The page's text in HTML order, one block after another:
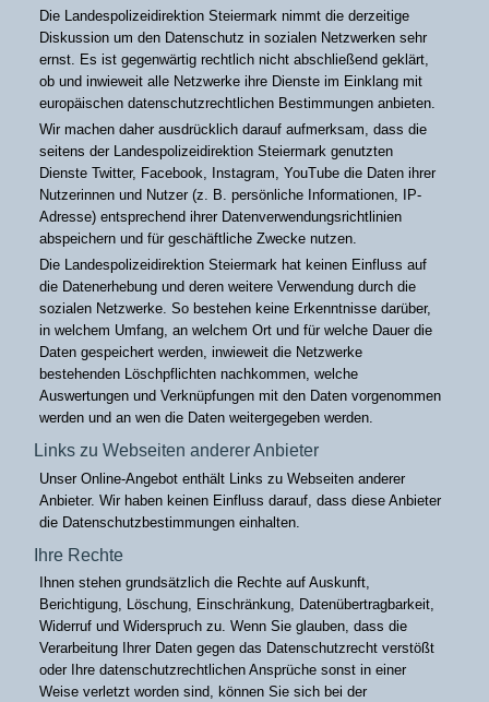
Die Landespolizeidirektion Steiermark nimmt die derzeitige
Diskussion um den Datenschutz in sozialen Netzwerken sehr
ernst. Es ist gegenwärtig rechtlich nicht abschließend geklärt,
ob und inwieweit alle Netzwerke ihre Dienste im Einklang mit
europäischen datenschutzrechtlichen Bestimmungen anbieten.
Wir machen daher ausdrücklich darauf aufmerksam, dass die
seitens der Landespolizeidirektion Steiermark genutzten
Dienste Twitter, Facebook, Instagram, YouTube die Daten ihrer
Nutzerinnen und Nutzer (z. B. persönliche Informationen, IP-
Adresse) entsprechend ihrer Datenverwendungsrichtlinien
abspeichern und für geschäftliche Zwecke nutzen.
Die Landespolizeidirektion Steiermark hat keinen Einfluss auf
die Datenerhebung und deren weitere Verwendung durch die
sozialen Netzwerke. So bestehen keine Erkenntnisse darüber,
in welchem Umfang, an welchem Ort und für welche Dauer die
Daten gespeichert werden, inwieweit die Netzwerke
bestehenden Löschpflichten nachkommen, welche
Auswertungen und Verknüpfungen mit den Daten vorgenommen
werden und an wen die Daten weitergegeben werden.
Links zu Webseiten anderer Anbieter
Unser Online-Angebot enthält Links zu Webseiten anderer
Anbieter. Wir haben keinen Einfluss darauf, dass diese Anbieter
die Datenschutzbestimmungen einhalten.
Ihre Rechte
Ihnen stehen grundsätzlich die Rechte auf Auskunft,
Berichtigung, Löschung, Einschränkung, Datenübertragbarkeit,
Widerruf und Widerspruch zu. Wenn Sie glauben, dass die
Verarbeitung Ihrer Daten gegen das Datenschutzrecht verstößt
oder Ihre datenschutzrechtlichen Ansprüche sonst in einer
Weise verletzt worden sind, können Sie sich bei der